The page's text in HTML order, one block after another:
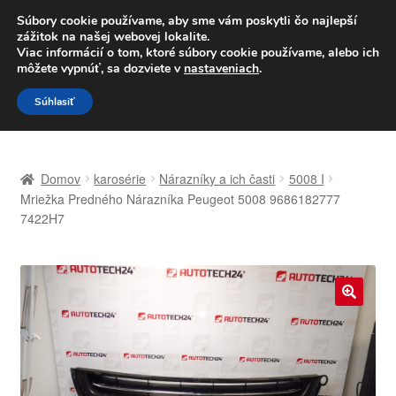
DOPRAVA od 6 EUR
Po–Pi 09:00–16:00 233 221 276
Preskočiť
na
navigáciu
Preskočiť
na
obsah
Celosvetová preprava
Kontakt
Košík
Môj účet
Domov karosérie Nárazníky a ich časti
5008 I
Mriežka Predného Nárazníka Peugeot 5008 9686182777
7422H7
🔍
Súbory cookie používame, aby sme vám poskytli čo najlepší
zážitok na našej webovej lokalite.
Viac informácií o tom, ktoré súbory cookie používame, alebo ich
môžete vypnúť, sa dozviete v nastaveniach.
Súhlasiť